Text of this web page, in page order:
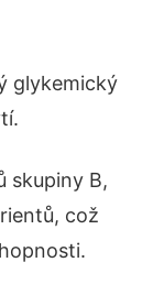
glykemický
skupiny B,
což